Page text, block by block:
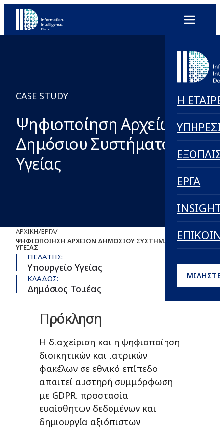
Η
ΕΡΓΑ
CASE STUDY
Ψηφιοποίηση Αρχείων
Δημόσιου Συστήματος
Υγείας
ΑΡΧΙΚΉ/ΈΡΓΑ/
ΨΗΦΙΟΠΟΊΗΣΗ ΑΡΧΕΊΩΝ ΔΗΜΌΣΙΟΥ ΣΥΣΤΉΜΑΤΟΣ
ΥΓΕΊΑΣ
ΠΕΛΑΤΗΣ:
Υπουργείο Υγείας
ΚΛΑΔΟΣ:
Δημόσιος Τομέας
Πρόκληση
Η διαχείριση και η ψηφιοποίηση
διοικητικών και ιατρικών
φακέλων σε εθνικό επίπεδο
απαιτεί αυστηρή συμμόρφωση
με GDPR, προστασία
ευαίσθητων δεδομένων και
δημιουργία αξιόπιστων